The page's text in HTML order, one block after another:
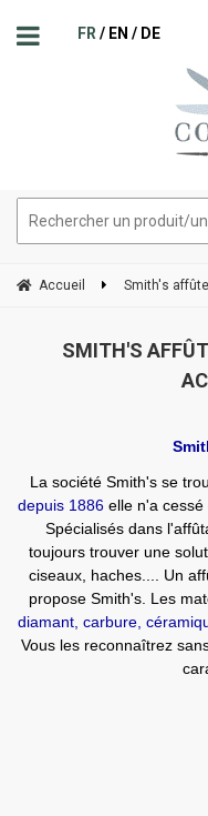
FR EN DE
Accueil Smith's
SMITH'S
La société Smith's se
depuis 1886elle n'a cessé
Spécialisés dans
toujours trouver une
ciseaux, haches.... Un
propose Smith's. Les
diamant, carbure,
Vous les reconnaîtrez